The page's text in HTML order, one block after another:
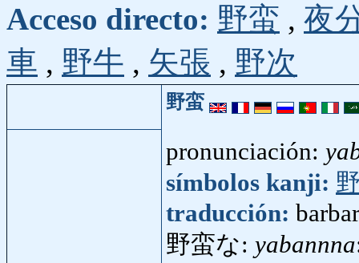
Acceso directo: 野蛮 , 夜
車 , 野牛 , 矢張 , 野次
野蛮
pronunciación:
símbolos kanji:
traducción:
野蛮な: yabannna